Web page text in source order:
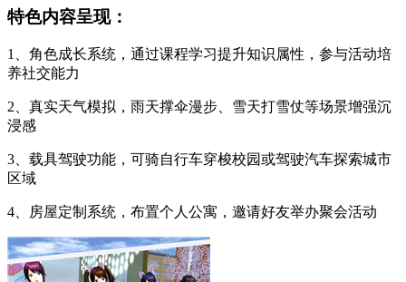
特色内容呈现：
1、角色成长系统，通过课程学习提升知识属性，参与活动培
养社交能力
2、真实天气模拟，雨天撑伞漫步、雪天打雪仗等场景增强沉
浸感
3、载具驾驶功能，可骑自行车穿梭校园或驾驶汽车探索城市
区域
4、房屋定制系统，布置个人公寓，邀请好友举办聚会活动